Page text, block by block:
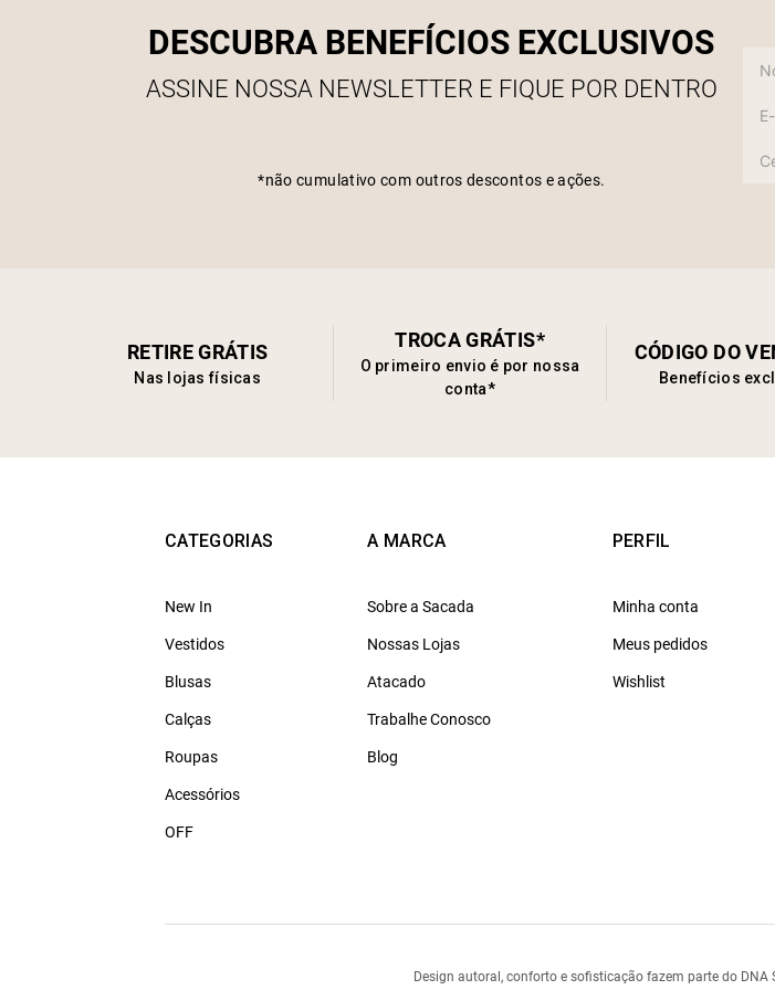
DESCUBRA BENEFÍCIOS EXCLUSIVOS
ASSINE NOSSA NEWSLETTER E FIQUE POR DENTRO
*não cumulativo com outros descontos e ações.
RETIRE GRÁTIS
Nas lojas físicas
TROCA GRÁTIS*
O primeiro envio é por nossa
conta*
CÓDIGO DO
Benefícios
CATEGORIAS
New In
Vestidos
Blusas
Calças
Roupas
Acessórios
OFF
A MARCA
Sobre a Sacada
Nossas Lojas
Atacado
Trabalhe Conosco
Blog
PERFIL
Minha conta
Meus pedidos
Wishlist
Design autoral, conforto e sofisticação fazem parte do DNA